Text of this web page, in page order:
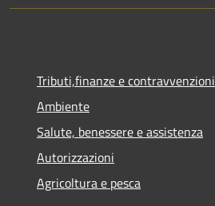
Tributi,finanze e contravvenzioni
Ambiente
Salute, benessere e assistenza
Autorizzazioni
Agricoltura e pesca